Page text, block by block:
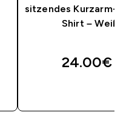
sitzendes Kurzarm-
Shirt – Weiß
24.00€‎